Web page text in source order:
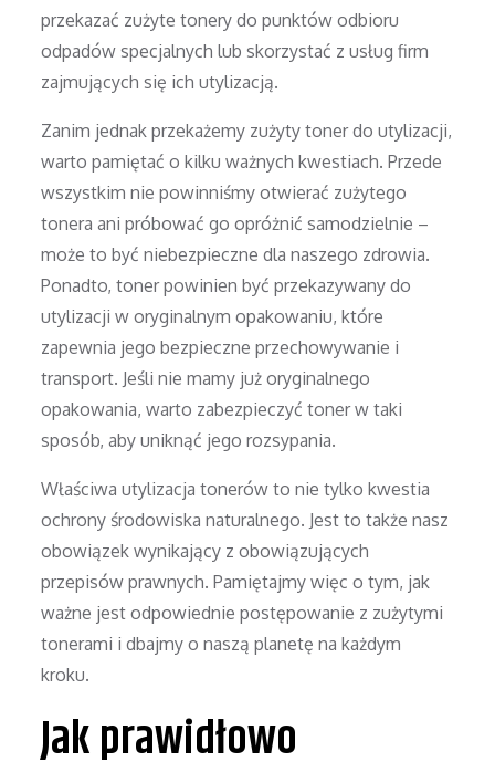
przekazać zużyte tonery do punktów odbioru
odpadów specjalnych lub skorzystać z usług firm
zajmujących się ich utylizacją.
Zanim jednak przekażemy zużyty toner do utylizacji,
warto pamiętać o kilku ważnych kwestiach. Przede
wszystkim nie powinniśmy otwierać zużytego
tonera ani próbować go opróżnić samodzielnie –
może to być niebezpieczne dla naszego zdrowia.
Ponadto, toner powinien być przekazywany do
utylizacji w oryginalnym opakowaniu, które
zapewnia jego bezpieczne przechowywanie i
transport. Jeśli nie mamy już oryginalnego
opakowania, warto zabezpieczyć toner w taki
sposób, aby uniknąć jego rozsypania.
Właściwa utylizacja tonerów to nie tylko kwestia
ochrony środowiska naturalnego. Jest to także nasz
obowiązek wynikający z obowiązujących
przepisów prawnych. Pamiętajmy więc o tym, jak
ważne jest odpowiednie postępowanie z zużytymi
tonerami i dbajmy o naszą planetę na każdym
kroku.
Jak prawidłowo